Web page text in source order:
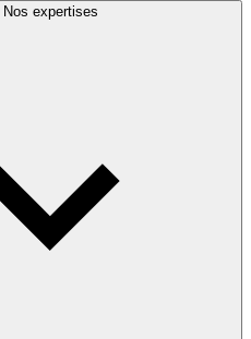
Nos expertises